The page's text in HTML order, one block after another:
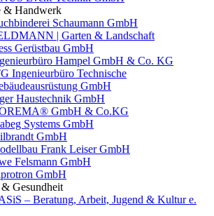
& Handwerk
Schaumann GmbH
| Garten & Landschaft
Gerüstbau GmbH
Hampel GmbH & Co. KG
Ingenieurbüro Technische
GmbH
Haustechnik GmbH
GmbH & Co.KG
Systems GmbH
GmbH
Frank Leiser GmbH
Felsmann GmbH
GmbH
& Gesundheit
– Beratung, Arbeit, Jugend & Kultur e.